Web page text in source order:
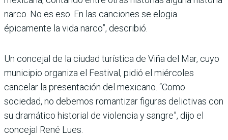
narco. No es eso. En las canciones se elogia
épicamente la vida narco”, describió.
Un concejal de la ciudad turística de Viña del Mar, cuyo
municipio organiza el Festival, pidió el miércoles
cancelar la presentación del mexicano. “Como
sociedad, no debemos romantizar figuras delictivas con
su dramático historial de violencia y sangre”, dijo el
concejal René Lues.